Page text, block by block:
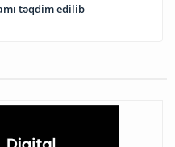
təqdim edilib